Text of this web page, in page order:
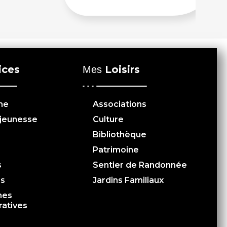
Mes Loisirs
Associations
Culture
Bibliothèque
Patrimoine
Sentier de Randonnée
Jardins Familiaux